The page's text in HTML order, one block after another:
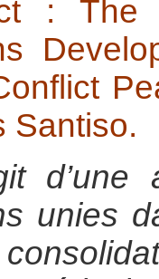
:
Santiso.
unies